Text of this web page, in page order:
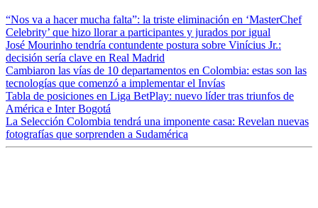
“Nos va a hacer mucha falta”: la triste eliminación en ‘MasterChef
Celebrity’ que hizo llorar a participantes y jurados por igual
José Mourinho tendría contundente postura sobre Vinícius Jr.:
decisión sería clave en Real Madrid
Cambiaron las vías de 10 departamentos en Colombia: estas son las
tecnologías que comenzó a implementar el Invías
Tabla de posiciones en Liga BetPlay: nuevo líder tras triunfos de
América e Inter Bogotá
La Selección Colombia tendrá una imponente casa: Revelan nuevas
fotografías que sorprenden a Sudamérica